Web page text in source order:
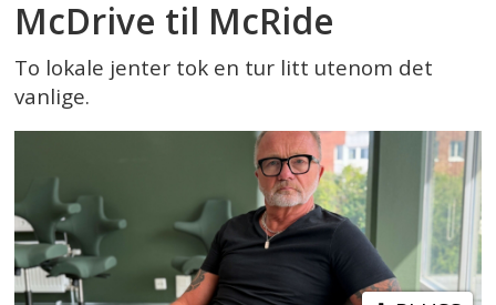
McDrive til McRide
To lokale jenter tok en tur litt utenom det
vanlige.